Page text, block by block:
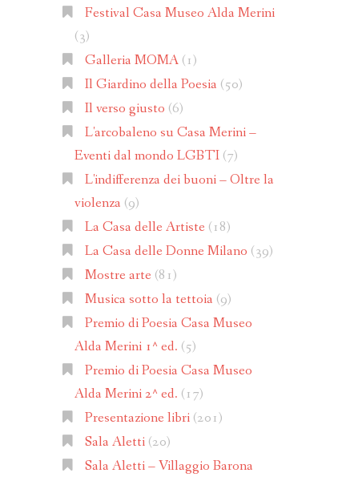
Festival Casa Museo Alda Merini
(3)
Galleria MOMA(1)
Il Giardino della Poesia (50)
Il verso giusto (6)
L'arcobaleno su Casa Merini –
Eventi dal mondo LGBTI(7)
L'indifferenza dei buoni – Oltre la
violenza (9)
La Casa delle Artiste (18)
La Casa delle Donne Milano (39)
Mostre arte (81)
Musica sotto la tettoia (9)
Premio di Poesia Casa Museo
Alda Merini 1^ ed. (5)
Premio di Poesia Casa Museo
Alda Merini 2^ ed. (17)
Presentazione libri(201)
Sala Aletti(20)
Sala Aletti – Villaggio Barona